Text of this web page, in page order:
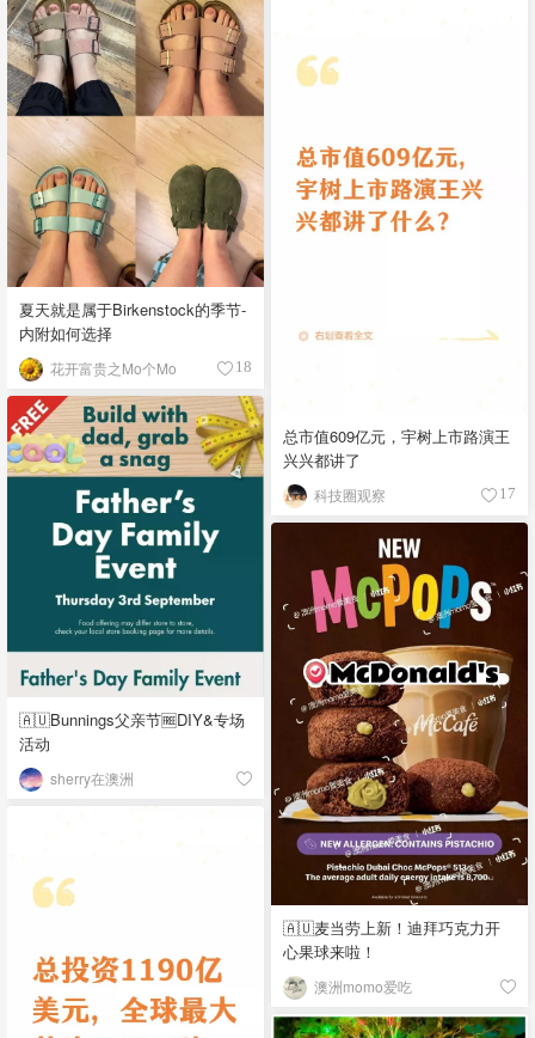
夏天就是属于Birkenstock的季节-
内附如何选择
花开富贵之Mo个Mo 18
总市值609亿元，宇树上市路演王
兴兴都讲了
科技圈观察 17
🇦🇺Bunnings父亲节🆓DIY&专场
活动
sherry在澳洲
🇦🇺麦当劳上新！迪拜巧克力开
心果球来啦！
澳洲momo爱吃